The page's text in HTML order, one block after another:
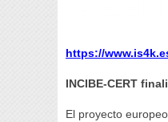
https://
INCIBE-CERT
El proyecto